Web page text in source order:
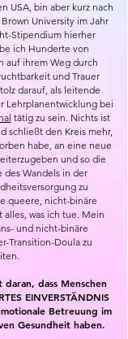
USA, bin aber kurz nach
University im Jahr
Stipendium hierher
ich Hunderte von
auf ihrem Weg durch
und Trauer
darauf, als leitende
Lehrplanentwicklung bei
tätig zu sein. Nichts ist
schließt den Kreis mehr,
habe, an eine neue
und so die
des Wandels in der
zu
queere, nicht-binäre
alles, was ich tue. Mein
und nicht-binäre
Transition-Doula zu
dass Menschen
EINVERSTÄNDNIS
Betreuung im
Gesundheit haben.